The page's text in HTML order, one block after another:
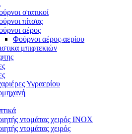
στατικοί
πίτσας
αέρος
Φούρνοι αέρος-αερίου
μπιφτεκιών
Υγραερίου
ντομάτας χειρός ΙΝΟΧ
ντομάτας χειρός